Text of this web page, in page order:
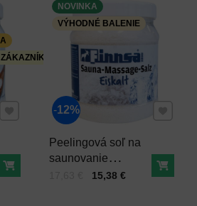
Do košíka
Pridať k Obľúbeným
Peelingová soľ na
saunovanie
Ľadovec 1 kg
Cena s DPH15,38 €
Pred zľavou: Do
NOVINKA
VÝHODNÉ BALENIE
12%